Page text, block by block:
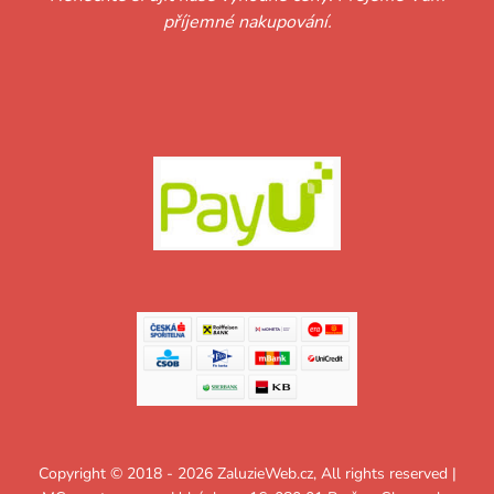
příjemné nakupování.
Copyright © 2018 - 2026 ZaluzieWeb.cz, All rights reserved |